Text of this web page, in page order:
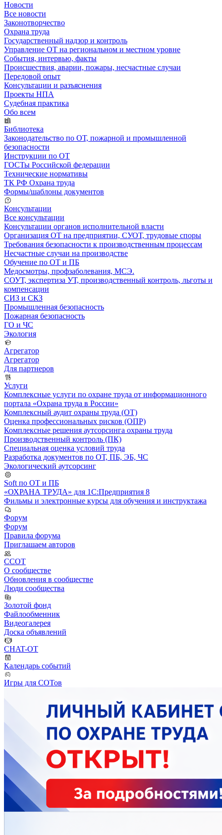
Новости
Все новости
Законотворчество
Охрана труда
Государственный надзор и контроль
Управление ОТ на региональном и местном уровне
События, интервью, факты
Происшествия, аварии, пожары, несчастные случаи
Передовой опыт
Консультации и разъяснения
Проекты НПА
Судебная практика
Обо всем
Библиотека
Законодательство по ОТ, пожарной и промышленной
безопасности
Инструкции по ОТ
ГОСТы Российской федерации
Технические нормативы
ТК РФ Охрана труда
Формы/шаблоны документов
Консультации
Все консультации
Консультации органов исполнительной власти
Организация ОТ на предприятии, СУОТ, трудовые споры
Требования безопасности к производственным процессам
Несчастные случаи на производстве
Обучение по ОТ и ПБ
Медосмотры, профзаболевания, МСЭ.
СОУТ, экспертиза УТ, производственный контроль, льготы и
компенсации
СИЗ и СКЗ
Промышленная безопасность
Пожарная безопасность
ГО и ЧС
Экология
Агрегатор
Агрегатор
Для партнеров
Услуги
Комплексные услуги по охране труда от информационного
портала «Охрана труда в России»
Комплексный аудит охраны труда (ОТ)
Оценка профессиональных рисков (ОПР)
Комплексные решения аутсорсинга охраны труда
Производственный контроль (ПК)
Специальная оценка условий труда
Разработка документов по ОТ, ПБ, ЭБ, ЧС
Экологический аутсорсинг
Soft по ОТ и ПБ
«ОХРАНА ТРУДА» для 1С:Предприятия 8
Фильмы и электронные курсы для обучения и инструктажа
Форум
Форум
Правила форума
Приглашаем авторов
ССОТ
О сообществе
Обновления в сообществе
Люди сообщества
Золотой фонд
Файлообменник
Видеогалерея
Доска объявлений
CHAT-OT
Календарь событий
Игры для СОТов